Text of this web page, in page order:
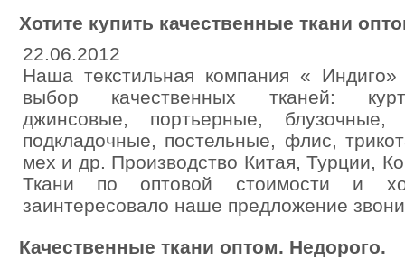
Хотите купить качественные ткани
22.06.2012
Наша текстильная компания «
выбор качественных тканей:
джинсовые, портьерные, блузочные,
подкладочные, постельные, флис,
мех и др. Производство Китая, Турции,
Ткани по оптовой стоимости и
заинтересовало наше предложение
Качественные ткани оптом. Недорого.